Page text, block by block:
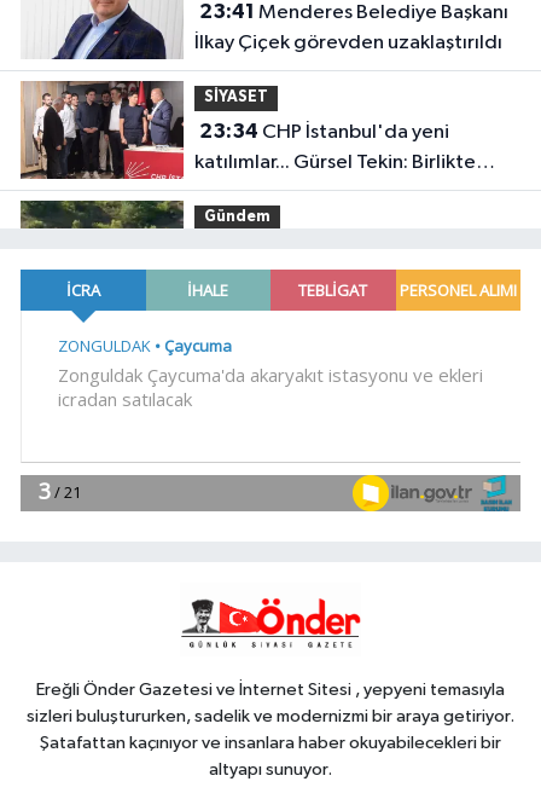
23:41
İlkay Çiçek görevden uzaklaştırıldı
SİYASET
23:34
katılımlar... Gürsel Tekin: Birlikte
başaracağız
Gündem
kamyonet çekiciye çarptı!
21:5918 YAŞINDAKİ MİRAÇ
19:00
coşku
Ereğli Önder Gazetesi ve İnternet Sitesi , yepyeni temasıyla
sizleri buluştururken, sadelik ve modernizmi bir araya getiriyor.
Şatafattan kaçınıyor ve insanlara haber okuyabilecekleri bir
altyapı sunuyor.